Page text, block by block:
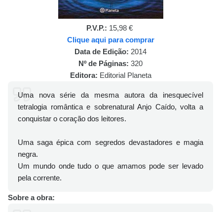
P.V.P.: 15,98 €
Clique aqui para comprar
Data de Edição: 2014
Nº de Páginas: 320
Editora: Editorial Planeta
Uma nova série da mesma autora da inesquecível
tetralogia romântica e sobrenatural Anjo Caído, volta a
conquistar o coração dos leitores.
Uma saga épica com segredos devastadores e magia
negra.
Um mundo onde tudo o que amamos pode ser levado
pela corrente.
Sobre a obra: